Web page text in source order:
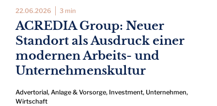
22.06.2026 3 min
ACREDIA Group: Neuer
Standort als Ausdruck einer
modernen Arbeits- und
Unternehmenskultur
Advertorial, Anlage & Vorsorge, Investment, Unternehmen,
Wirtschaft